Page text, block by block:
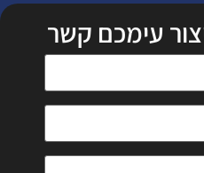
עימכם קשר